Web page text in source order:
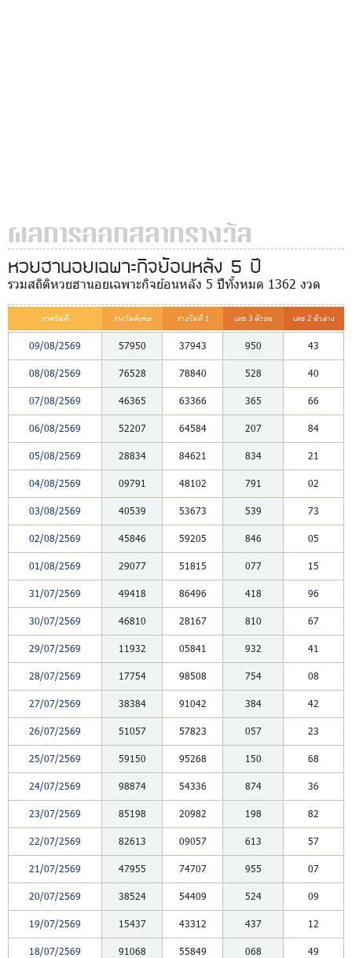
ผลการออกสลากรางวัล
หวยฮานอยเฉพาะกิจย้อนหลัง 5 ปี
รวมสถิติหวยฮานอยเฉพาะกิจย้อนหลัง 5 ปีทั้งหมด 1362 งวด
งวดวันที่ รางวัลพิเศษ รางวัลที่ 1 เลข 3 ตัวบน เลข 2 ตัวล่าง
09/08/2569 57950 37943 950 43
08/08/2569 76528 78840 528 40
07/08/2569 46365 63366 365 66
06/08/2569 52207 64584 207 84
05/08/2569 28834 84621 834 21
04/08/2569 09791 48102 791 02
03/08/2569 40539 53673 539 73
02/08/2569 45846 59205 846 05
01/08/2569 29077 51815 077 15
31/07/2569 49418 86496 418 96
30/07/2569 46810 28167 810 67
29/07/2569 11932 05841 932 41
28/07/2569 17754 98508 754 08
27/07/2569 38384 91042 384 42
26/07/2569 51057 57823 057 23
25/07/2569 59150 95268 150 68
24/07/2569 98874 54336 874 36
23/07/2569 85198 20982 198 82
22/07/2569 82613 09057 613 57
21/07/2569 47955 74707 955 07
20/07/2569 38524 54409 524 09
19/07/2569 15437 43312 437 12
18/07/2569 91068 55849 068 49